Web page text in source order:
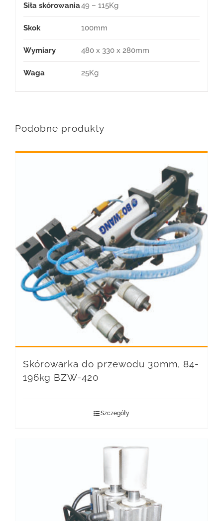
Siła skórowania49 – 115Kg
Skok 100mm
Wymiary 480 x 330 x 280mm
Waga 25Kg
Podobne produkty
Skórowarka do przewodu 30mm, 84-
196kg BZW-420
Szczegóły